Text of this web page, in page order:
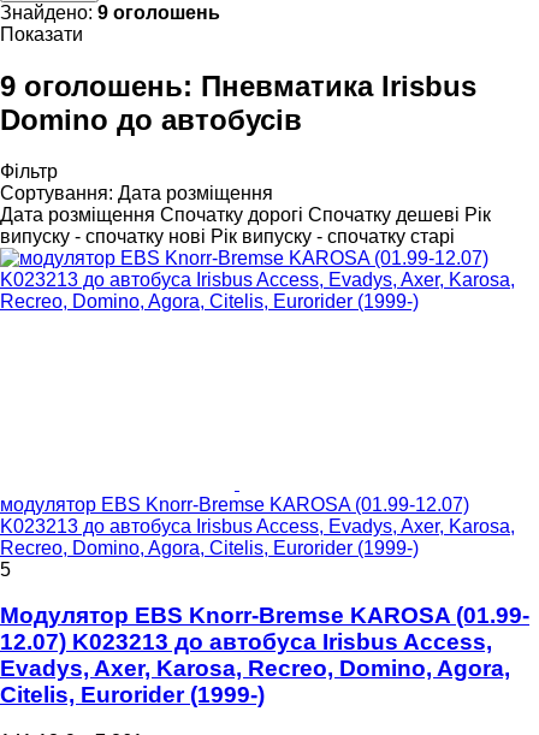
Знайдено: 9 оголошень
Показати
9 оголошень: Пневматика Irisbus
Domino до автобусів
Фільтр
Сортування: Дата розміщення
Дата розміщення Спочатку дорогі Спочатку дешеві Рік
випуску - спочатку нові Рік випуску - спочатку старі
модулятор EBS Knorr-Bremse KAROSA (01.99-12.07)
K023213 до автобуса Irisbus Access, Evadys, Axer, Karosa,
Recreo, Domino, Agora, Citelis, Eurorider (1999-)
5
Модулятор EBS Knorr-Bremse KAROSA (01.99-
12.07) K023213 до автобуса Irisbus Access,
Evadys, Axer, Karosa, Recreo, Domino, Agora,
Citelis, Eurorider (1999-)